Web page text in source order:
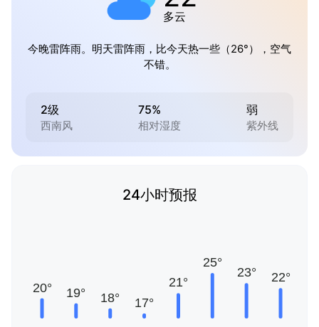
多云
今晚雷阵雨。明天雷阵雨，比今天热一些（26°），空气
不错。
2级
西南风
75%
相对湿度
弱
紫外线
24小时预报